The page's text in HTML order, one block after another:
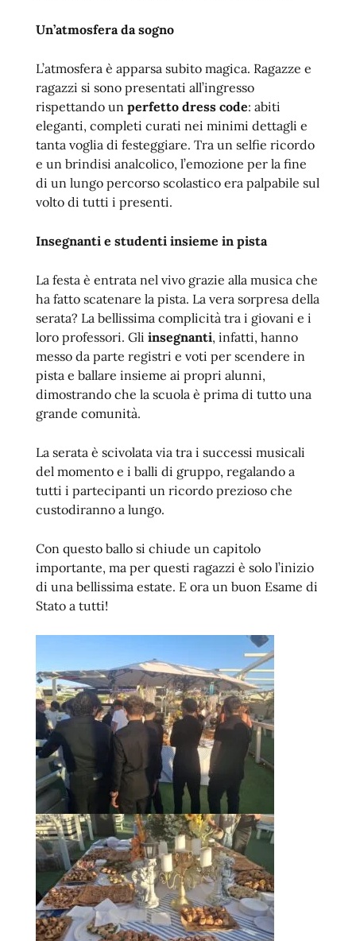
Un’atmosfera da sogno
L’atmosfera è apparsa subito magica. Ragazze e
ragazzi si sono presentati all’ingresso
rispettando un perfetto dress code: abiti
eleganti, completi curati nei minimi dettagli e
tanta voglia di festeggiare. Tra un selfie ricordo
e un brindisi analcolico, l’emozione per la fine
di un lungo percorso scolastico era palpabile sul
volto di tutti i presenti.
Insegnanti e studenti insieme in pista
La festa è entrata nel vivo grazie alla musica che
ha fatto scatenare la pista. La vera sorpresa della
serata? La bellissima complicità tra i giovani e i
loro professori. Gli insegnanti, infatti, hanno
messo da parte registri e voti per scendere in
pista e ballare insieme ai propri alunni,
dimostrando che la scuola è prima di tutto una
grande comunità.
La serata è scivolata via tra i successi musicali
del momento e i balli di gruppo, regalando a
tutti i partecipanti un ricordo prezioso che
custodiranno a lungo.
Con questo ballo si chiude un capitolo
importante, ma per questi ragazzi è solo l’inizio
di una bellissima estate. E ora un buon Esame di
Stato a tutti!